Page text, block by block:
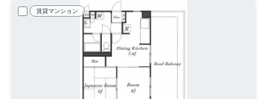
賃貸マンション